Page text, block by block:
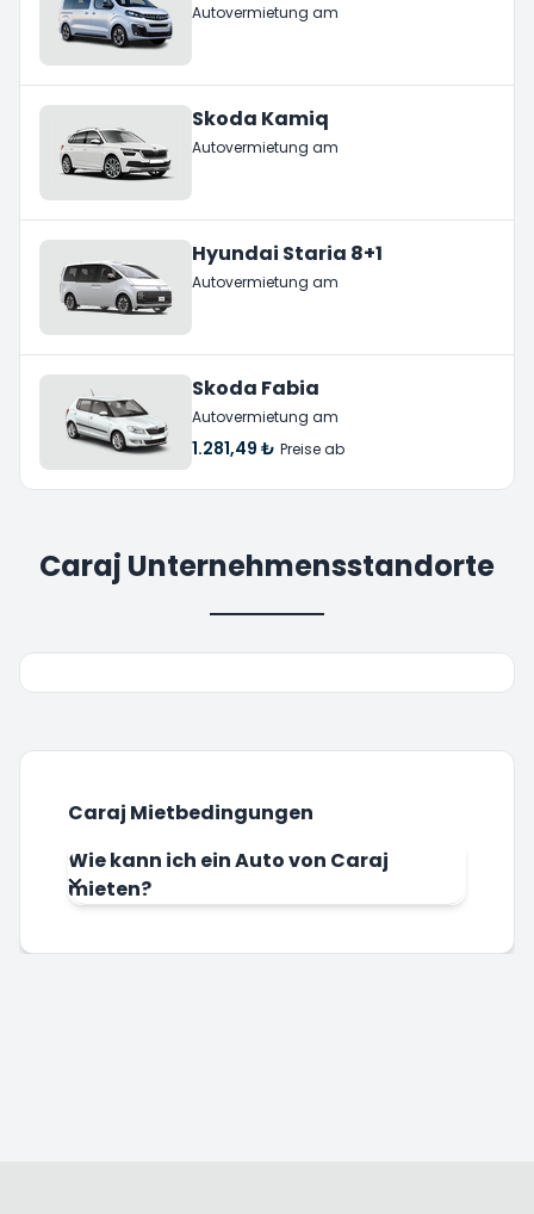
Autovermietung am
Skoda Kamiq
Autovermietung am
Hyundai Staria 8+1
Autovermietung am
Skoda Fabia
Autovermietung am
1.281,49 ₺ Preise ab
Caraj Unternehmensstandorte
Caraj Mietbedingungen
Wie kann ich ein Auto von Caraj
mieten?